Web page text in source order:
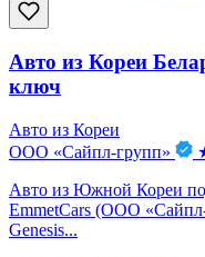
Авто из Кореи
ключ
Авто из Кореи
ООО «Сайпл-групп»
Авто из Южной Кореи
EmmetCars (ООО
Genesis...